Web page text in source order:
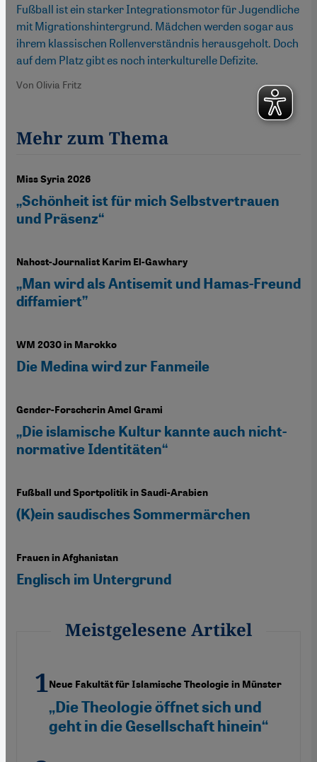
Fußball ist ein starker Integrationsmotor für Jugendliche
mit Migrationshintergrund. Mädchen werden sogar aus
ihrem klassischen Rollenverständnis herausgeholt. Doch
auf dem Platz gibt es noch interkulturelle Defizite.
Von Olivia Fritz
Mehr zum Thema
Miss Syria 2026
„Schönheit ist für mich Selbstvertrauen
und Präsenz“
Nahost-Journalist Karim El-Gawhary
„Man wird als Antisemit und Hamas-Freund
diffamiert”
WM 2030 in Marokko
Die Medina wird zur Fanmeile
Gender-Forscherin Amel Grami
„Die islamische Kultur kannte auch nicht-
normative Identitäten“
Fußball und Sportpolitik in Saudi-Arabien
(K)ein saudisches Sommermärchen
Frauen in Afghanistan
Englisch im Untergrund
Meistgelesene Artikel
Neue Fakultät für Islamische Theologie in Münster
„Die Theologie öffnet sich und
geht in die Gesellschaft hinein“